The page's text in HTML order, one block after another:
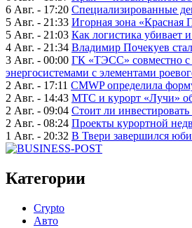
6 Авг. - 17:20 Специализированные
5 Авг. - 21:33 Игорная зона «Красная
5 Авг. - 21:03 Как логистика убивает
4 Авг. - 21:34 Владимир Почекуев
3 Авг. - 00:00 ГК «ТЭСС» совместно с
энергосистемами с элементами
2 Авг. - 17:11 CMWP определила
2 Авг. - 14:43 МТС и курорт «Лучи»
2 Авг. - 09:04 Стоит ли
2 Авг. - 08:24 Проекты курортной
1 Авг. - 20:32 В Твери завершился
Категории
Crypto
Авто